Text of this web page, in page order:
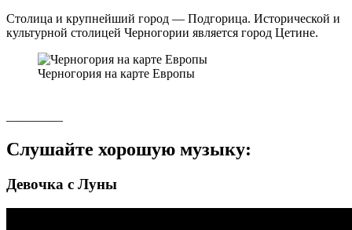
Столица и крупнейший город — Подгорица. Исторической и
культурной столицей Черногории является город Цетине.
Черногория на карте Европы
Слушайте хорошую музыку:
Девочка с Луны